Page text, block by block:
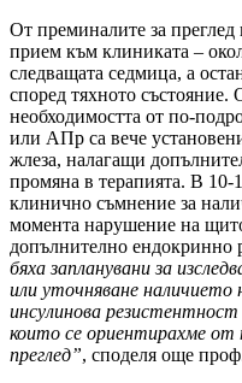
От преминалите за преглед
прием към клиниката –
следващата седмица, а
според тяхното състояние.
необходимостта от по-
или АПр са вече
жлеза, налагащи
промяна в терапията. В 10-
клинично съмнение за
момента нарушение на
допълнително ендокринно
бяха запланувани за
или уточняване
инсулинова резистентност
които се ориентирахме от
преглед”, споделя още